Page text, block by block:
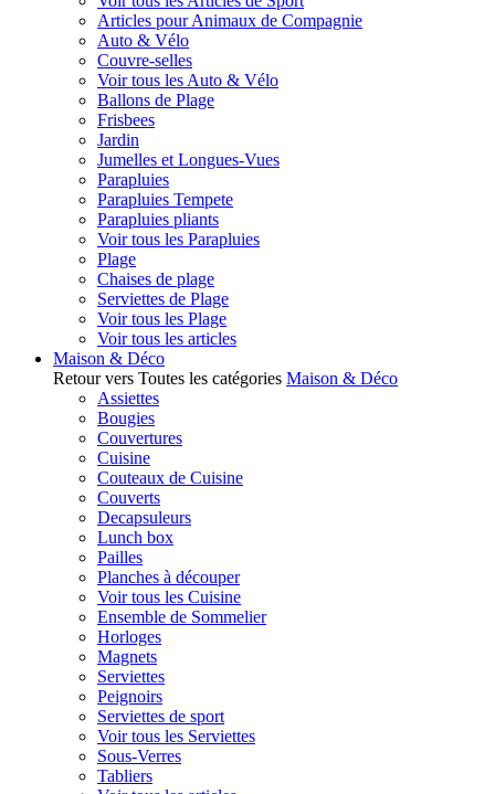
Articles pour Animaux de Compagnie
Auto & Vélo
Couvre-selles
Voir tous les Auto & Vélo
Ballons de Plage
Frisbees
Jardin
Jumelles et Longues-Vues
Parapluies
Parapluies Tempete
Parapluies pliants
Voir tous les Parapluies
Plage
Chaises de plage
Serviettes de Plage
Voir tous les Plage
Voir tous les articles
Maison & Déco
Retour vers Toutes les catégories Maison & Déco
Assiettes
Bougies
Couvertures
Cuisine
Couteaux de Cuisine
Couverts
Decapsuleurs
Lunch box
Pailles
Planches à découper
Voir tous les Cuisine
Ensemble de Sommelier
Horloges
Magnets
Serviettes
Peignoirs
Serviettes de sport
Voir tous les Serviettes
Sous-Verres
Tabliers